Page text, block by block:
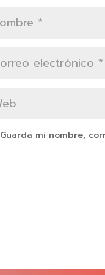
Guarda mi nombre,